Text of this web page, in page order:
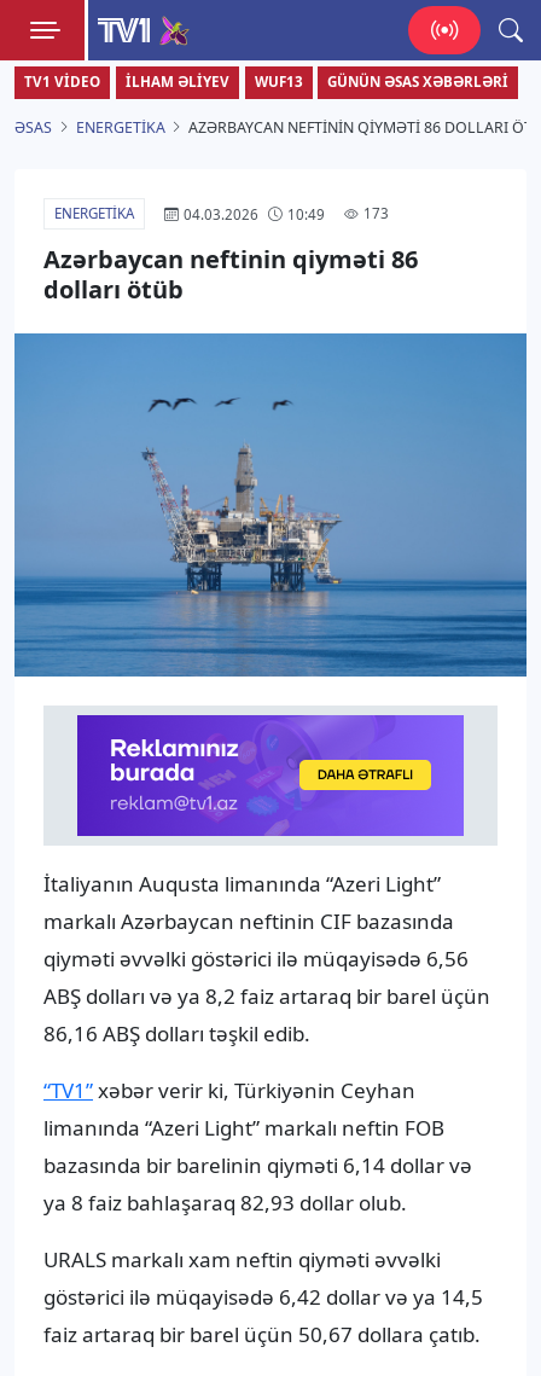
TV1
Zamanı bizimlə yaşa!
TV1 VIDEO İLHAM ƏLIYEV WUF13 GÜNÜN ƏSAS XƏBƏRLƏRI
ƏSAS ENERGETIKA AZƏRBAYCAN NEFTININ QIYMƏTI 86 DOLLARI
ENERGETIKA 04.03.2026 10:49 173
Azərbaycan neftinin qiyməti 86
dolları ötüb
İtaliyanın Auqusta limanında “Azeri Light”
markalı Azərbaycan neftinin CIF bazasında
qiyməti əvvəlki göstərici ilə müqayisədə 6,56
ABŞ dolları və ya 8,2 faiz artaraq bir barel üçün
86,16 ABŞ dolları təşkil edib.
“TV1”xəbər verir ki, Türkiyənin Ceyhan
limanında “Azeri Light” markalı neftin FOB
bazasında bir barelinin qiyməti 6,14 dollar və
ya 8 faiz bahlaşaraq 82,93 dollar olub.
URALS markalı xam neftin qiyməti əvvəlki
göstərici ilə müqayisədə 6,42 dollar və ya 14,5
faiz artaraq bir barel üçün 50,67 dollara çatıb.